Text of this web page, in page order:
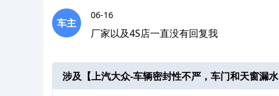
车主
06-16
厂家以及4S店一直没有回复我
涉及【上汽大众-车辆密封性不严，车门和天窗漏水